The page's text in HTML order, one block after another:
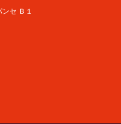
セ Ｂ１